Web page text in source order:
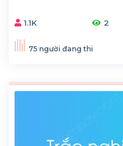
1.1K 2
75 người đang thi